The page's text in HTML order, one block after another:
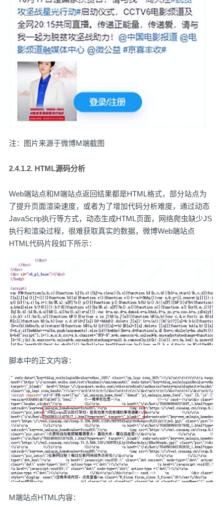
注：图片来源于微博M端截图
2.4.1.2. HTML源码分析
Web端站点和M端站点返回结果都是HTML格式，部分站点为
了提升页面渲染速度，或者为了增加代码分析难度，通过动态
JavaScrip执行等方式，动态生成HTML页面，网络爬虫缺少JS
执行和渲染过程，很难获取真实的数据，微博Web端站点
HTML代码片段如下所示：
脚本中的正文内容：
M端站点HTML内容：